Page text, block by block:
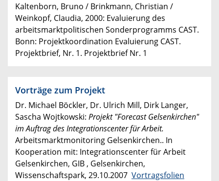
Kaltenborn, Bruno / Brinkmann, Christian /
Weinkopf, Claudia, 2000: Evaluierung des
arbeitsmarktpolitischen Sonderprogramms CAST.
Bonn: Projektkoordination Evaluierung CAST.
Projektbrief, Nr. 1. Projektbrief Nr. 1
Vorträge zum Projekt
Dr. Michael Böckler, Dr. Ulrich Mill, Dirk Langer,
Sascha Wojtkowski: Projekt "Forecast Gelsenkirchen"
im Auftrag des Integrationscenter für Arbeit.
Arbeitsmarktmonitoring Gelsenkirchen.. In
Kooperation mit: Integrationscenter für Arbeit
Gelsenkirchen, GIB , Gelsenkirchen,
Wissenschaftspark, 29.10.2007 Vortragsfolien